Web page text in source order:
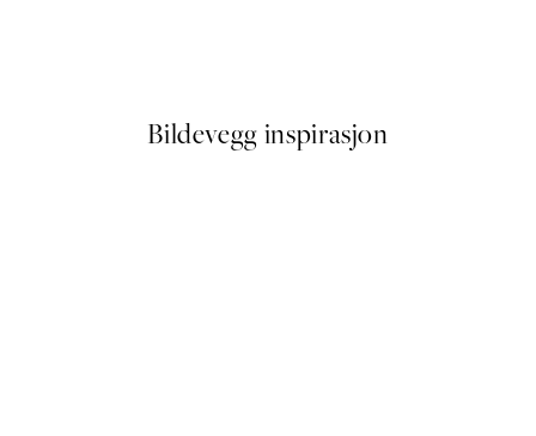
Bildevegg inspirasjon